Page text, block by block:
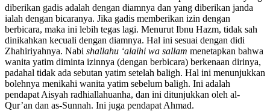
Rasulullahshallahu ‘alaihi wa sallammenetapkan bahwa izin yang
diberikan gadis adalah dengan diamnya dan yang diberikan janda
ialah dengan bicaranya. Jika gadis memberikan izin dengan
berbicara, maka ini lebih tegas lagi. Menurut Ibnu Hazm, tidak sah
dinikahkan kecuali dengan diamnya. Hal ini sesuai dengan didi
Zhahiriyahnya. Nabi shallahu ‘alaihi wa sallammenetapkan bahwa
wanita yatim diminta izinnya (dengan berbicara) berkenaan dirinya,
padahal tidak ada sebutan yatim setelah baligh. Hal ini menunjukkan
bolehnya menikahi wanita yatim sebelum baligh. Ini adalah
pendapat Aisyah radhiallahuanha, dan ini ditunjukkan oleh al-